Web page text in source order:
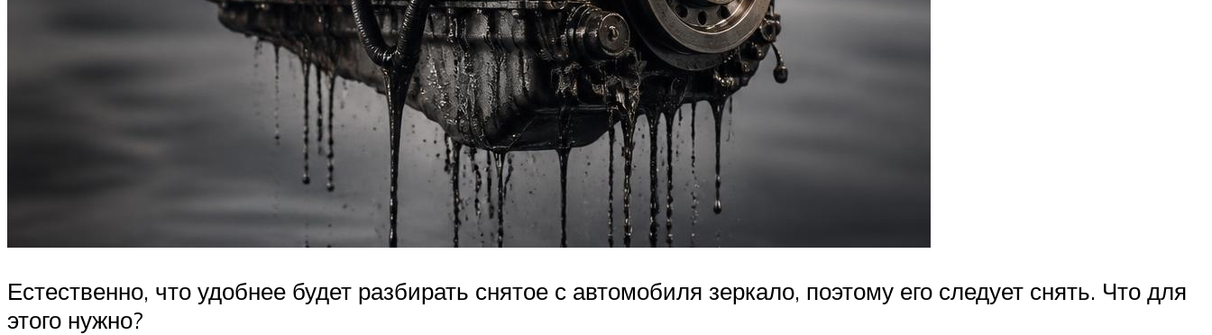
Естественно, что удобнее будет разбирать снятое с автомобиля зеркало, поэтому его следует снять. Что для
этого нужно?